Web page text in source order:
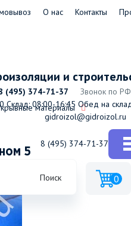
О нас Контакты
и
(495) 374-71-37
Звонок по
Склад: 08:00-16:45 Обед на
gidroizol@gidroizol.ru
8 (495) 374-71-37
Поиск 0
материалы
5